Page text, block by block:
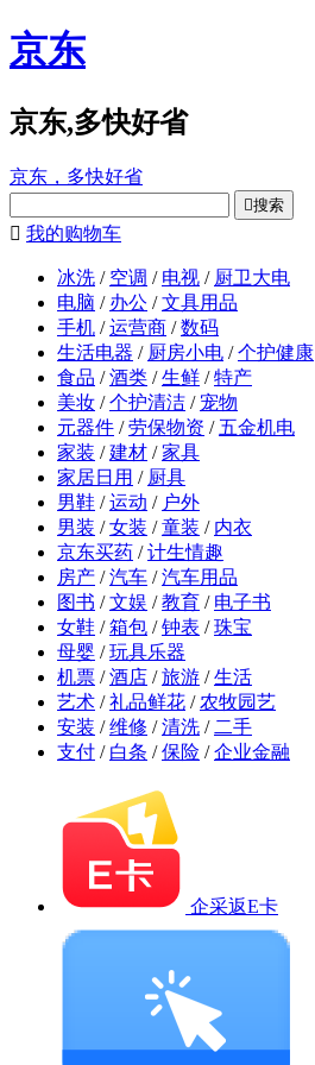
京东
京东,多快好省
京东，多快好省
搜索
 我的购物车
冰洗 / 空调 / 电视 / 厨卫大电
电脑 / 办公 / 文具用品
手机 / 运营商 / 数码
生活电器 / 厨房小电 / 个护健康
食品 / 酒类 / 生鲜 / 特产
美妆 / 个护清洁 / 宠物
元器件 / 劳保物资 / 五金机电
家装 / 建材 / 家具
家居日用 / 厨具
男鞋 / 运动 / 户外
男装 / 女装 / 童装 / 内衣
京东买药 / 计生情趣
房产 / 汽车 / 汽车用品
图书 / 文娱 / 教育 / 电子书
女鞋 / 箱包 / 钟表 / 珠宝
母婴 / 玩具乐器
机票 / 酒店 / 旅游 / 生活
艺术 / 礼品鲜花 / 农牧园艺
安装 / 维修 / 清洗 / 二手
支付 / 白条 / 保险 / 企业金融
企采返E卡